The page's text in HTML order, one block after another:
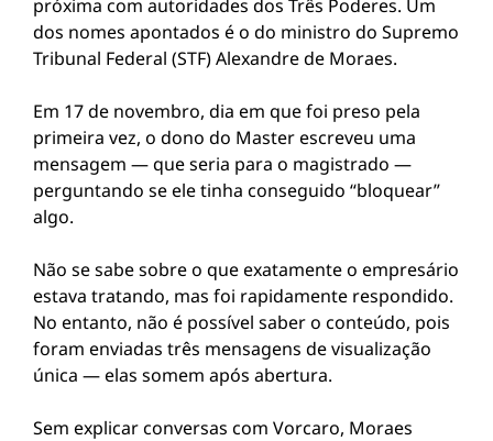
próxima com autoridades dos Três Poderes. Um
dos nomes apontados é o do ministro do Supremo
Tribunal Federal (STF) Alexandre de Moraes.
Em 17 de novembro, dia em que foi preso pela
primeira vez, o dono do Master escreveu uma
mensagem — que seria para o magistrado —
perguntando se ele tinha conseguido “bloquear”
algo.
Não se sabe sobre o que exatamente o empresário
estava tratando, mas foi rapidamente respondido.
No entanto, não é possível saber o conteúdo, pois
foram enviadas três mensagens de visualização
única — elas somem após abertura.
Sem explicar conversas com Vorcaro, Moraes